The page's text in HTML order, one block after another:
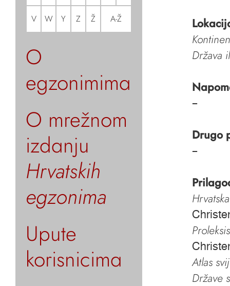
V W Y Z Ž A-Ž
O
egzonimima
O mrežnom
izdanju
Hrvatskih
egzonima
Upute
korisnicima
Država
–
Drugo
–
Atlas
Države